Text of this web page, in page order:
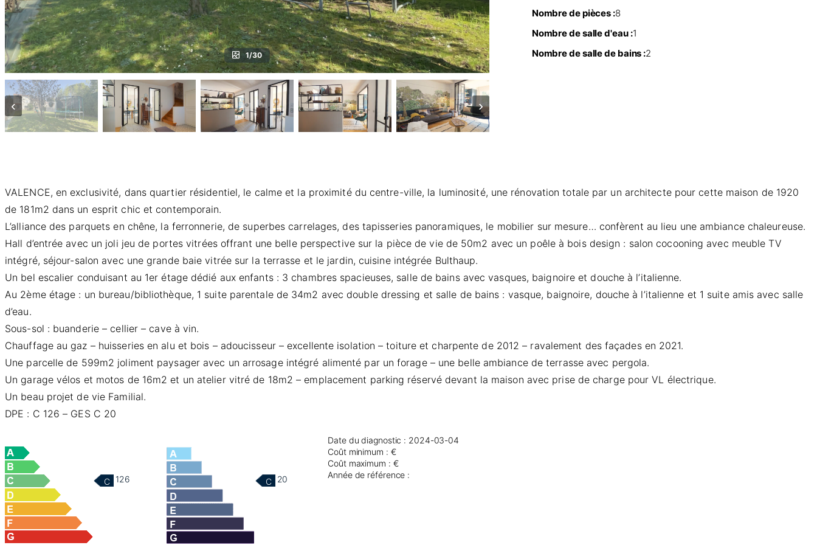
1/30
‹ ›
Nombre de pièces :8
Nombre de salle d'eau :1
Nombre de salle de bains :2
VALENCE, en exclusivité, dans quartier résidentiel, le calme et la proximité du centre-ville, la luminosité, une rénovation totale par un architecte pour cette maison de 1920
de 181m2 dans un esprit chic et contemporain.
L’alliance des parquets en chêne, la ferronnerie, de superbes carrelages, des tapisseries panoramiques, le mobilier sur mesure… confèrent au lieu une ambiance chaleureuse.
Hall d’entrée avec un joli jeu de portes vitrées offrant une belle perspective sur la pièce de vie de 50m2 avec un poêle à bois design : salon cocooning avec meuble TV
intégré, séjour-salon avec une grande baie vitrée sur la terrasse et le jardin, cuisine intégrée Bulthaup.
Un bel escalier conduisant au 1er étage dédié aux enfants : 3 chambres spacieuses, salle de bains avec vasques, baignoire et douche à l’italienne.
Au 2ème étage : un bureau/bibliothèque, 1 suite parentale de 34m2 avec double dressing et salle de bains : vasque, baignoire, douche à l’italienne et 1 suite amis avec salle
d’eau.
Sous-sol : buanderie – cellier – cave à vin.
Chauffage au gaz – huisseries en alu et bois – adoucisseur – excellente isolation – toiture et charpente de 2012 – ravalement des façades en 2021.
Une parcelle de 599m2 joliment paysager avec un arrosage intégré alimenté par un forage – une belle ambiance de terrasse avec pergola.
Un garage vélos et motos de 16m2 et un atelier vitré de 18m2 – emplacement parking réservé devant la maison avec prise de charge pour VL électrique.
Un beau projet de vie Familial.
DPE : C 126 – GES C 20
C 126 C 20
Date du diagnostic : 2024-03-04
Coût minimum : €
Coût maximum : €
Année de référence :